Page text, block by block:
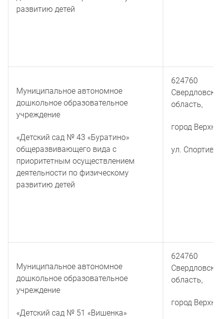
развитию детей
Муниципальное автономное
дошкольное образовательное
учреждение
«Детский сад № 43 «Буратино»
общеразвивающего вида с
приоритетным осуществлением
деятельности по физическому
развитию детей
624760
область,
город
ул.
Муниципальное автономное
дошкольное образовательное
учреждение
«Детский сад № 51 «Вишенка»
624760
область,
город